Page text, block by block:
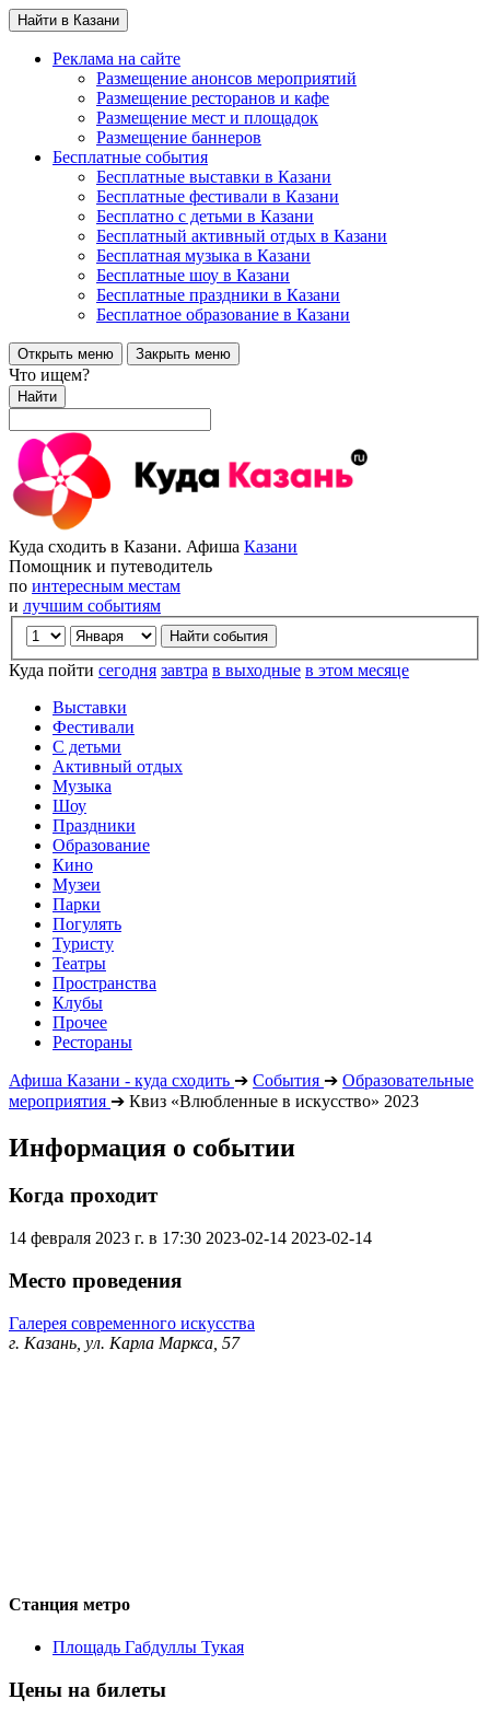
Найти в Казани
Реклама на сайте
Размещение анонсов мероприятий
Размещение ресторанов и кафе
Размещение мест и площадок
Размещение баннеров
Бесплатные события
Бесплатные выставки в Казани
Бесплатные фестивали в Казани
Бесплатно с детьми в Казани
Бесплатный активный отдых в Казани
Бесплатная музыка в Казани
Бесплатные шоу в Казани
Бесплатные праздники в Казани
Бесплатное образование в Казани
Открыть меню Закрыть меню
Что ищем?
Найти
Куда сходить в Казани. Афиша Казани
Помощник и путеводитель
по интересным местам
и лучшим событиям
Куда пойти сегодня завтра в выходные в этом месяце
Выставки
Фестивали
С детьми
Активный отдых
Музыка
Шоу
Праздники
Образование
Кино
Музеи
Парки
Погулять
Туристу
Театры
Пространства
Клубы
Прочее
Рестораны
Афиша Казани - куда сходить ➔ События ➔ Образовательные
мероприятия ➔ Квиз «Влюбленные в искусство» 2023
Информация о событии
Когда проходит
14 февраля 2023 г. в 17:30 2023-02-14 2023-02-14
Место проведения
Галерея современного искусства
г. Казань, ул. Карла Маркса, 57
Станция метро
Площадь Габдуллы Тукая
Цены на билеты